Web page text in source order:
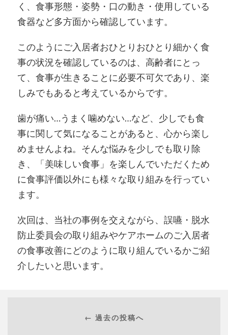
く、食事形態・姿勢・口の動き・使用している
食器など多方面から確認しています。
このようにご入居者おひとりおひとり細かく食
事の状況を確認しているのは、高齢者にとっ
て、食事が生きることに必要不可欠であり、楽
しみでもあると考えているからです。
歯が痛い…うまく噛めない…など、少しでも食
事に関して気になることがあると、心から楽し
めませんよね。そんな悩みを少しでも取り除
き、「美味しい食事」を楽しんでいただくため
に食事評価以外にも様々な取り組みを行ってい
ます。
次回は、当社の事例を交えながら、誤嚥・脱水
防止委員会の取り組みやケアホームのご入居者
の食事改善にどのように取り組んでいるかご紹
介したいと思います。
← 過去の投稿へ